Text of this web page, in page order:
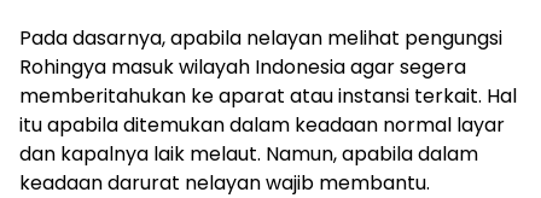
Pada dasarnya, apabila nelayan melihat pengungsi
Rohingya masuk wilayah Indonesia agar segera
memberitahukan ke aparat atau instansi terkait. Hal
itu apabila ditemukan dalam keadaan normal layar
dan kapalnya laik melaut. Namun, apabila dalam
keadaan darurat nelayan wajib membantu.